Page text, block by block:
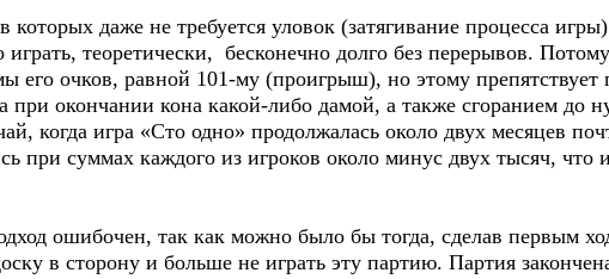
которых даже не требуется уловок (затягивание процесса
теоретически, бесконечно долго без перерывов.
его очков, равной 101-му (проигрыш), но этому
при окончании кона какой-либо дамой, а также сгоранием
когда игра «Сто одно» продолжалась около двух месяцев
при суммах каждого из игроков около минус двух тысяч, что
ошибочен, так как можно было бы тогда, сделав первым
в сторону и больше не играть эту партию. Партия